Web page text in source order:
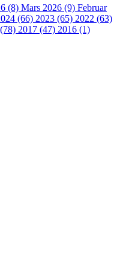
(8) Mars 2026 (9) Februar
(66) 2023 (65) 2022 (63)
2017 (47) 2016 (1)